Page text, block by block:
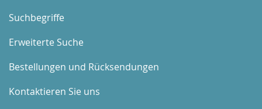
Suchbegriffe
Erweiterte Suche
Bestellungen und Rücksendungen
Kontaktieren Sie uns